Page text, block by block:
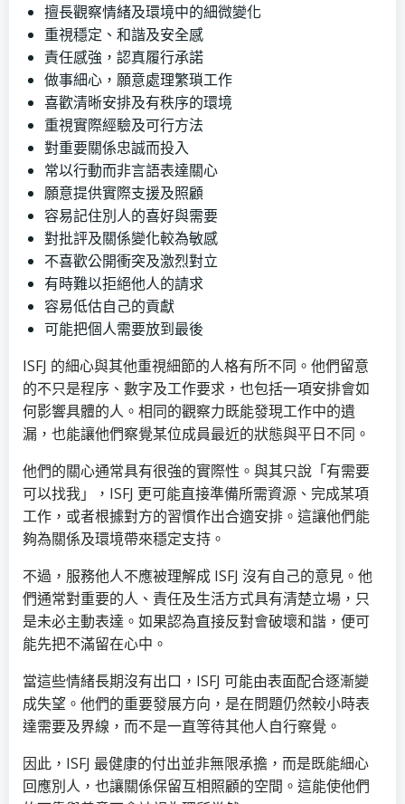
擅長觀察情緒及環境中的細微變化
重視穩定、和諧及安全感
責任感強，認真履行承諾
做事細心，願意處理繁瑣工作
喜歡清晰安排及有秩序的環境
重視實際經驗及可行方法
對重要關係忠誠而投入
常以行動而非言語表達關心
願意提供實際支援及照顧
容易記住別人的喜好與需要
對批評及關係變化較為敏感
不喜歡公開衝突及激烈對立
有時難以拒絕他人的請求
容易低估自己的貢獻
可能把個人需要放到最後
ISFJ 的細心與其他重視細節的人格有所不同。他們留意
的不只是程序、數字及工作要求，也包括一項安排會如
何影響具體的人。相同的觀察力既能發現工作中的遺
漏，也能讓他們察覺某位成員最近的狀態與平日不同。
他們的關心通常具有很強的實際性。與其只說「有需要
可以找我」，ISFJ 更可能直接準備所需資源、完成某項
工作，或者根據對方的習慣作出合適安排。這讓他們能
夠為關係及環境帶來穩定支持。
不過，服務他人不應被理解成 ISFJ 沒有自己的意見。他
們通常對重要的人、責任及生活方式具有清楚立場，只
是未必主動表達。如果認為直接反對會破壞和諧，便可
能先把不滿留在心中。
當這些情緒長期沒有出口，ISFJ 可能由表面配合逐漸變
成失望。他們的重要發展方向，是在問題仍然較小時表
達需要及界線，而不是一直等待其他人自行察覺。
因此，ISFJ 最健康的付出並非無限承擔，而是既能細心
回應別人，也讓關係保留互相照顧的空間。這能使他們